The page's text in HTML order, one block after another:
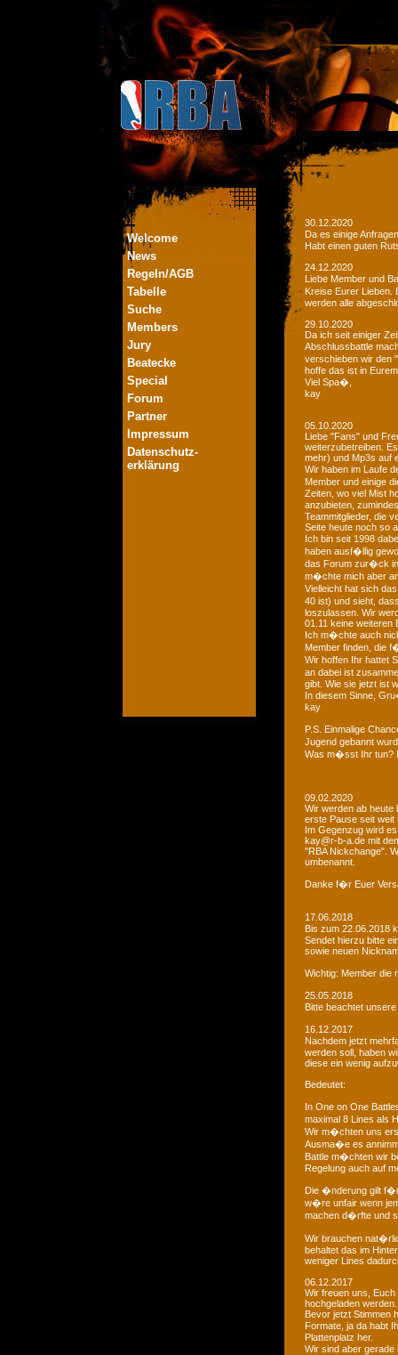
Welcome
News
Regeln/AGB
Tabelle
Suche
Members
Jury
Beatecke
Special
Forum
Partner
Impressum
Datenschutz-
erklärung
30.12.2020
Da es einige
Habt einen guten
24.12.2020
Liebe Member und
Kreise Eurer Lieben.
werden alle
29.10.2020
Da ich seit einiger
Abschlussbattle
verschieben wir den
hoffe das ist in
Viel Spa�,
kay
05.10.2020
Liebe "Fans" und
weiterzubetreiben.
mehr) und Mp3s auf
Wir haben im Laufe
Member und einige
Zeiten, wo viel Mist
anzubieten,
Teammitglieder, die
Seite heute noch so
Ich bin seit 1998
haben ausf�llig
das Forum zur�ck
m�chte mich aber
Vielleicht hat sich
40 ist) und sieht,
loszulassen. Wir
01.11 keine weiteren
Ich m�chte auch
Member finden, die
Wir hoffen Ihr hattet
an dabei ist
gibt. Wie sie jetzt ist
In diesem Sinne,
kay
P.S. Einmalige
Jugend gebannt
Was m�sst Ihr tun?
09.02.2020
Wir werden ab heute
erste Pause seit weit
Im Gegenzug wird
kay@r-b-a.de mit
"RBA Nickchange".
umbenannt.
Danke f�r Euer
17.06.2018
Bis zum 22.06.2018
Sendet hierzu bitte
sowie neuen
Wichtig: Member
25.05.2018
Bitte beachtet
16.12.2017
Nachdem jetzt
werden soll, haben
diese ein wenig
Bedeutet:
In One on One
maximal 8 Lines als
Wir m�chten uns
Ausma�e es
Battle m�chten wir
Regelung auch auf
Die �nderung gilt f�r
w�re unfair wenn
machen d�rfte und
Wir brauchen
behaltet das im
weniger Lines
06.12.2017
Wir freuen uns,
hochgeladen werden.
Bevor jetzt Stimmen
Formate, ja da habt
Plattenplatz her.
Wir sind aber